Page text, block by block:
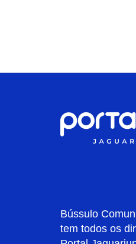
Bússulo
tem todos os